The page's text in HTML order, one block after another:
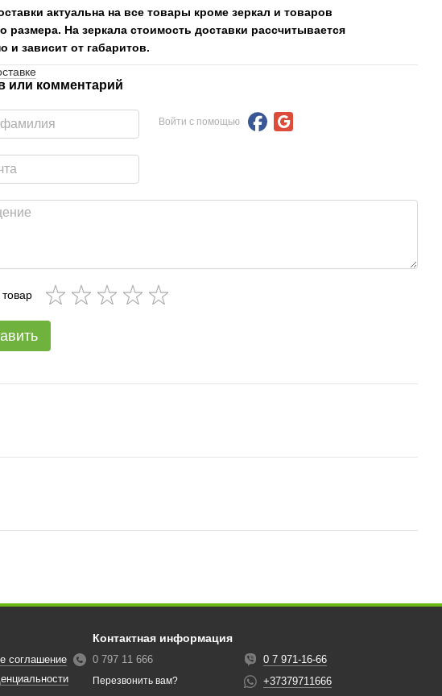
актуальна на все товары кроме зеркал и товаров
размера. На зеркала стоимость доставки рассчитывается
и зависит от габаритов.
или комментарий
Войти с помощью
соглашение
Контактная информация
0 797 11 666
Перезвонить вам?
0 7 971-16-66
+37379711666